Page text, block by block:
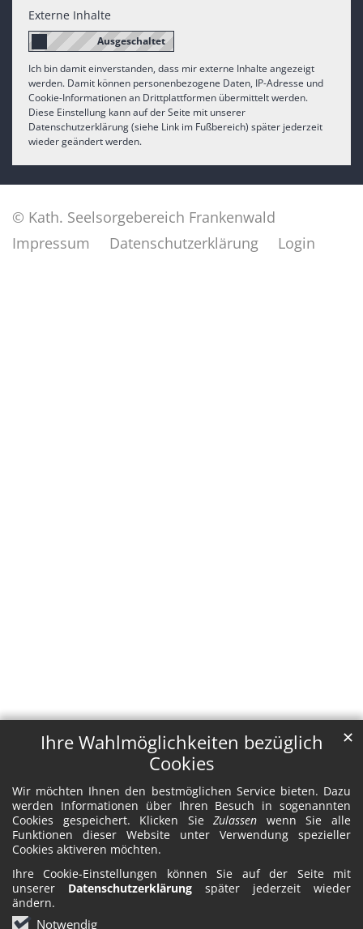
Ihre Wahlmöglichkeiten bezüglich
Cookies
Wir möchten Ihnen den bestmöglichen Service bieten. Dazu
werden Informationen über Ihren Besuch in sogenannten
Cookies gespeichert. Klicken SieZulassen wenn Sie alle
Funktionen dieser Website unter Verwendung spezieller
Cookies aktiveren möchten.
Ihre Cookie-Einstellungen können Sie auf der Seite mit
unserer Datenschutzerklärung später jederzeit wieder
ändern.
Notwendig
✕
Externe Inhalte
Ich bin damit einverstanden, dass mir externe Inhalte angezeigt
werden. Damit können personenbezogene Daten, IP-Adresse und
Cookie-Informationen an Drittplattformen übermittelt werden.
Diese Einstellung kann auf der Seite mit unserer
Datenschutzerklärung (siehe Link im Fußbereich) später jederzeit
wieder geändert werden.
© Kath. Seelsorgebereich Frankenwald
Impressum
Datenschutzerklärung Login